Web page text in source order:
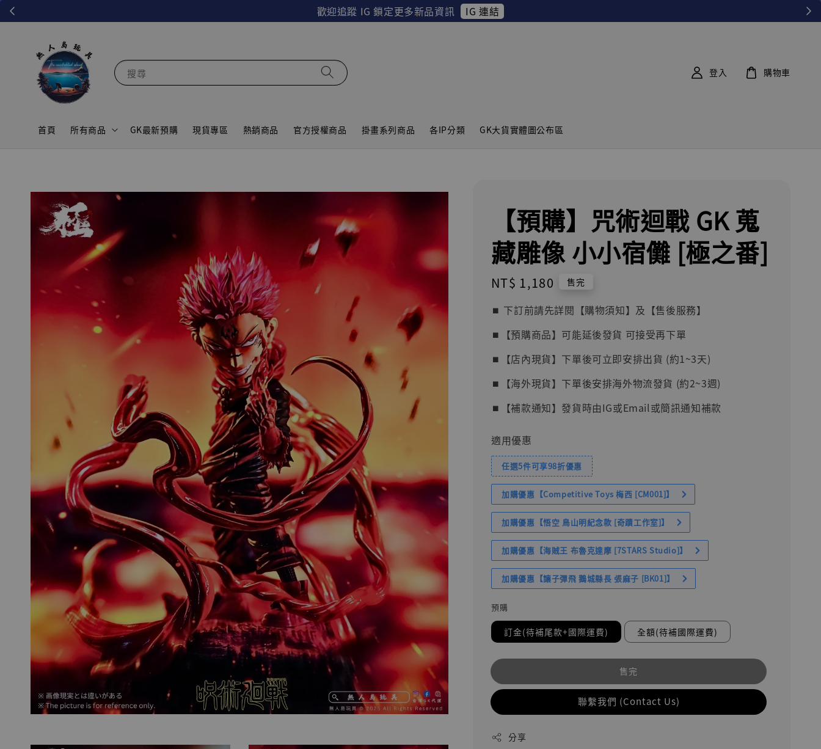
歡迎追蹤 IG 鎖定更多新品資訊 IG 連結
搜尋
首頁 所有商品 GK最新預購 現貨專區 熱銷商品 官方授權商品 掛畫系列商品 各IP分類 GK大貨實體圖公布區
登入 購物車
【預購】咒術迴戰 GK 蒐
藏雕像 小小宿儺 [極之番]
Regular
price
NT$ 1,180 售完
⏹︎ 下訂前請先詳閱【購物須知】及【售後服務】
⏹︎【預購商品】可能延後發貨 可接受再下單
⏹︎【店內現貨】下單後可立即安排出貨 (約1~3天)
⏹︎【海外現貨】下單後安排海外物流發貨 (約2~3週)
⏹︎【補款通知】發貨時由IG或Email或簡訊通知補款
適用優惠
任選5件可享98折優惠
加購優惠【Competitive Toys 梅西 [CM001]】
加購優惠【悟空 鳥山明紀念款 [奇蹟工作室]】
加購優惠【海賊王 布魯克達摩 [7STARS Studio]】
加購優惠【讓子彈飛 鵝城縣長 張麻子 [BK01]】
預購
訂金(待補尾款+國際運費) 全額(待補國際運費)
售完
聯繫我們 (Contact Us)
分享